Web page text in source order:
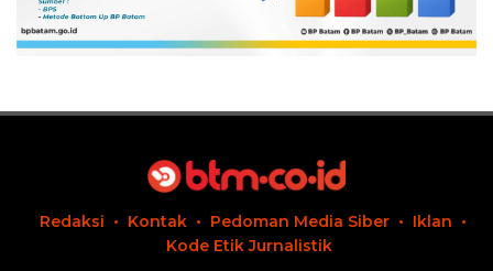
Redaksi Kontak Pedoman Media Siber
Iklan
Kode Etik Jurnalistik